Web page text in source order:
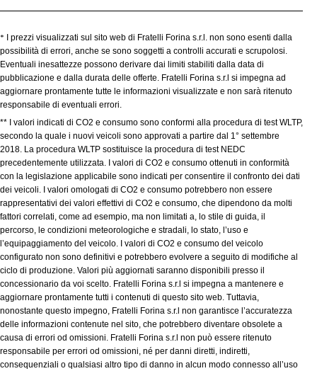
*
I prezzi visualizzati sul sito web di Fratelli Forina s.r.l. non sono esenti dalla
possibilità di errori, anche se sono soggetti a controlli accurati e scrupolosi.
Eventuali inesattezze possono derivare dai limiti stabiliti dalla data di
pubblicazione e dalla durata delle offerte. Fratelli Forina s.r.l si impegna ad
aggiornare prontamente tutte le informazioni visualizzate e non sarà ritenuto
responsabile di eventuali errori.
** I valori indicati di CO2 e consumo sono conformi alla procedura di test WLTP,
secondo la quale i nuovi veicoli sono approvati a partire dal 1° settembre
2018. La procedura WLTP sostituisce la procedura di test NEDC
precedentemente utilizzata. I valori di CO2 e consumo ottenuti in conformità
con la legislazione applicabile sono indicati per consentire il confronto dei dati
dei veicoli. I valori omologati di CO2 e consumo potrebbero non essere
rappresentativi dei valori effettivi di CO2 e consumo, che dipendono da molti
fattori correlati, come ad esempio, ma non limitati a, lo stile di guida, il
percorso, le condizioni meteorologiche e stradali, lo stato, l’uso e
l’equipaggiamento del veicolo. I valori di CO2 e consumo del veicolo
configurato non sono definitivi e potrebbero evolvere a seguito di modifiche al
ciclo di produzione. Valori più aggiornati saranno disponibili presso il
concessionario da voi scelto. Fratelli Forina s.r.l si impegna a mantenere e
aggiornare prontamente tutti i contenuti di questo sito web. Tuttavia,
nonostante questo impegno, Fratelli Forina s.r.l non garantisce l’accuratezza
delle informazioni contenute nel sito, che potrebbero diventare obsolete a
causa di errori od omissioni. Fratelli Forina s.r.l non può essere ritenuto
responsabile per errori od omissioni, né per danni diretti, indiretti,
consequenziali o qualsiasi altro tipo di danno in alcun modo connesso all’uso